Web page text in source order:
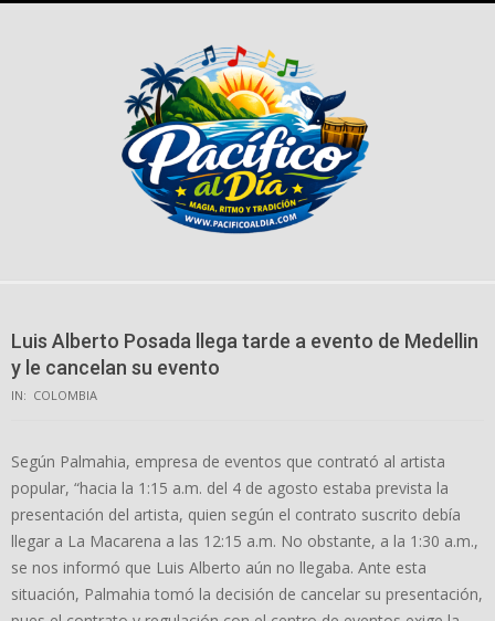
Luis Alberto Posada llega tarde a evento de Medellin
y le cancelan su evento
IN: COLOMBIA
Según Palmahia, empresa de eventos que contrató al artista
popular, “hacia la 1:15 a.m. del 4 de agosto estaba prevista la
presentación del artista, quien según el contrato suscrito debía
llegar a La Macarena a las 12:15 a.m. No obstante, a la 1:30 a.m.,
se nos informó que Luis Alberto aún no llegaba. Ante esta
situación, Palmahia tomó la decisión de cancelar su presentación,